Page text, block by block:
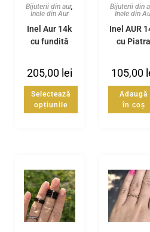
Bijuterii din aur,
Inele din Aur
Inel Aur 14k
cu fundiță
205,00 lei
Selectează
opțiunile
Bijuterii din
Inele din
Inel AUR
cu Piatra
105,00
Adaugă
în coș